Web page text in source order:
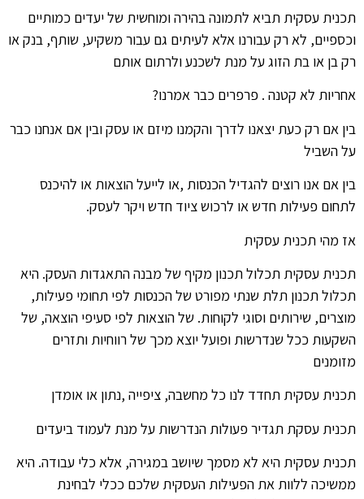
תכנית עסקית תביא לתמונה בהירה ומוחשית של יעדים כמותיים
וכספיים, לא רק עבורנו אלא לעיתים גם עבור משקיע, שותף, בנק או
רק בן או בת הזוג על מנת לשכנע ולרתום אותם
אחריות לא קטנה . פרפרים כבר אמרנו?
בין אם רק כעת יצאנו לדרך והקמנו מיזם או עסק ובין אם אנחנו כבר
על השביל
בין אם אנו רוצים להגדיל הכנסות ,או לייעל הוצאות או להיכנס
לתחום פעילות חדש או לרכוש ציוד חדש ויקר לעסק.
אז מהי תכנית עסקית
תכנית עסקית תכלול תכנון מקיף של מבנה התאגדות העסק. היא
תכלול תכנון תלת שנתי מפורט של הכנסות לפי תחומי פעילות,
מוצרים, שירותים וסוגי לקוחות. של הוצאות לפי סעיפי הוצאה, של
השקעות ככל שנדרשות ופועל יוצא מכך של רווחיות ותזרים
מזומנים
תכנית עסקית תחדד לנו כל מחשבה, ציפייה ,נתון או אומדן
תכנית עסקת תגדיר פעולות הנדרשות על מנת לעמוד ביעדים
תכנית עסקית היא לא מסמך שיושב במגירה, אלא כלי עבודה. היא
ממשיכה ללוות את הפעילות העסקית שלכם ככלי לבחינת